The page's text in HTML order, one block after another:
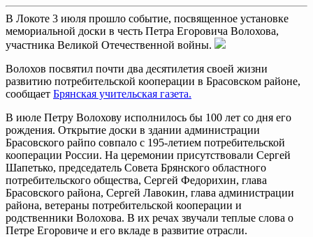
В Локоте 3 июля прошло событие, посвященное установке
мемориальной доски в честь Петра Егоровича Волохова,
участника Великой Отечественной войны.
Волохов посвятил почти два десятилетия своей жизни
развитию потребительской кооперации в Брасовском районе,
сообщает Брянская учительская газета.
В июле Петру Волохову исполнилось бы 100 лет со дня его
рождения. Открытие доски в здании администрации
Брасовского райпо совпало с 195-летием потребительской
кооперации России. На церемонии присутствовали Сергей
Шапетько, председатель Совета Брянского областного
потребительского общества, Сергей Федорихин, глава
Брасовского района, Сергей Лавокин, глава администрации
района, ветераны потребительской кооперации и
родственники Волохова. В их речах звучали теплые слова о
Петре Егоровиче и его вкладе в развитие отрасли.